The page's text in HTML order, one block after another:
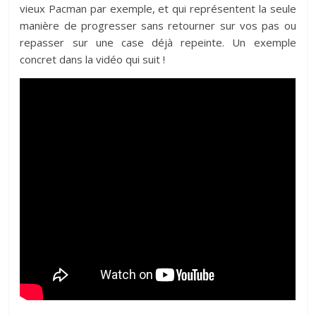
vieux Pacman par exemple, et qui représentent la seule
manière de progresser sans retourner sur vos pas ou
repasser sur une case déjà repeinte. Un exemple
concret dans la vidéo qui suit !